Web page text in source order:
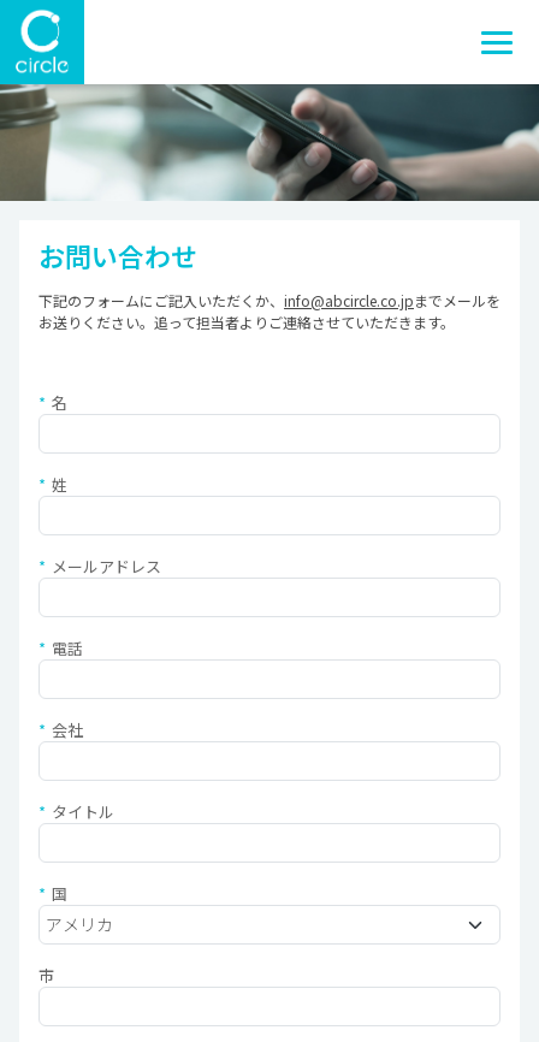
お問い合わせ
下記のフォームにご記入いただくか、 info@abcircle.co.jpまでメールを
お送りください。追って担当者よりご連絡させていただきます。
名
姓
メールアドレス
電話
会社
タイトル
国
市